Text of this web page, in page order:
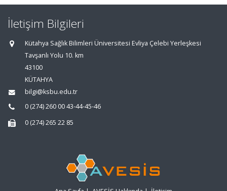
İletişim Bilgileri
Kütahya Sağlık Bilimleri Üniversitesi Evliya Çelebi Yerleşkesi
Tavşanlı Yolu 10. km
43100
KÜTAHYA
bilgi@ksbu.edu.tr
0 (274) 260 00 43-44-45-46
0 (274) 265 22 85